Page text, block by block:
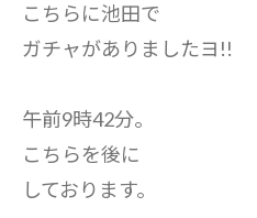
こちらに池田で
ガチャがありましたヨ!!
午前9時42分。
こちらを後に
しております。